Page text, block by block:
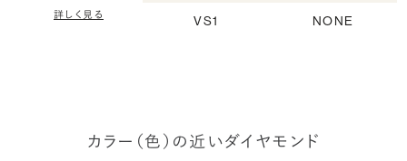
詳しく見る VS1 NONE
カラー（色）の近いダイヤモンド